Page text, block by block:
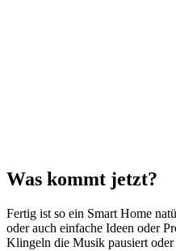
Was kommt jetzt?
Fertig ist so ein Smart Home
oder auch einfache Ideen oder
Klingeln die Musik pausiert oder